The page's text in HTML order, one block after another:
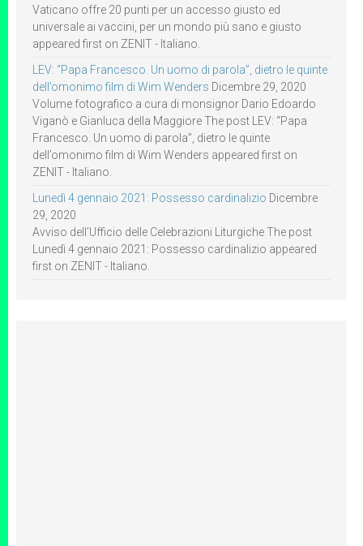
Vaticano offre 20 punti per un accesso giusto ed
universale ai vaccini, per un mondo più sano e giusto
appeared first on ZENIT - Italiano.
LEV: “Papa Francesco. Un uomo di parola”, dietro le quinte
dell’omonimo film di Wim Wenders Dicembre 29, 2020
Volume fotografico a cura di monsignor Dario Edoardo
Viganò e Gianluca della Maggiore The post LEV: “Papa
Francesco. Un uomo di parola”, dietro le quinte
dell’omonimo film di Wim Wenders appeared first on
ZENIT - Italiano.
Lunedì 4 gennaio 2021: Possesso cardinalizio Dicembre
29, 2020
Avviso dell’Ufficio delle Celebrazioni Liturgiche The post
Lunedì 4 gennaio 2021: Possesso cardinalizio appeared
first on ZENIT - Italiano.